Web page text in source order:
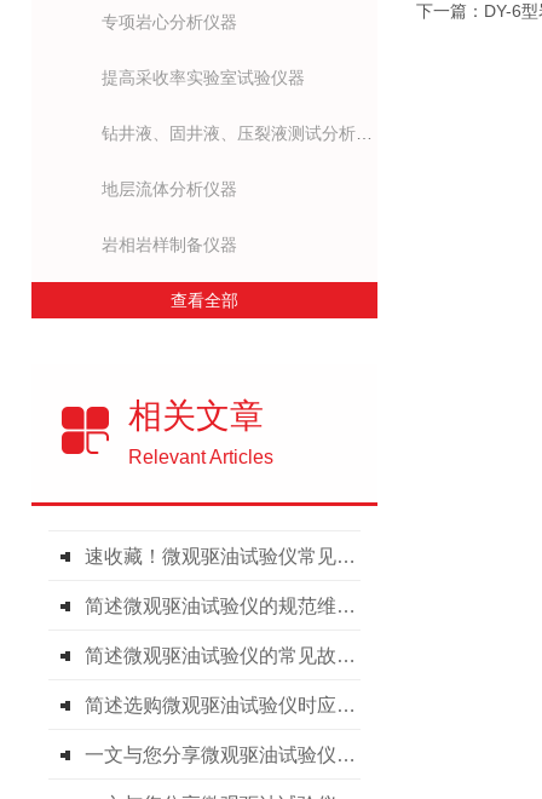
专项岩心分析仪器
提高采收率实验室试验仪器
地层流体分析仪器
岩相岩样制备仪器
查看全部
相关文章
Relevant Articles
速收藏！微观驱油试验仪常见故障的解决方法分享
简述微观驱油试验仪的规范维护要点
简述微观驱油试验仪的常见故障解决方法
简述选购微观驱油试验仪时应注意的方面
一文与您分享微观驱油试验仪的维护保养方法
下一篇： DY-6